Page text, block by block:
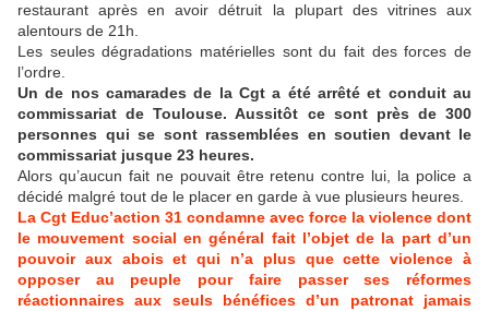
restaurant après en avoir détruit la plupart des vitrines aux
alentours de 21h.
Les seules dégradations matérielles sont du fait des forces de
l’ordre.
Un de nos camarades de la Cgt a été arrêté et conduit au
commissariat de Toulouse. Aussitôt ce sont près de 300
personnes qui se sont rassemblées en soutien devant le
commissariat jusque 23 heures.
Alors qu’aucun fait ne pouvait être retenu contre lui, la police a
décidé malgré tout de le placer en garde à vue plusieurs heures.
La Cgt Educ’action 31 condamne avec force la violence dont
le mouvement social en général fait l’objet de la part d’un
pouvoir aux abois et qui n’a plus que cette violence à
opposer au peuple pour faire passer ses réformes
réactionnaires aux seuls bénéfices d’un patronat jamais